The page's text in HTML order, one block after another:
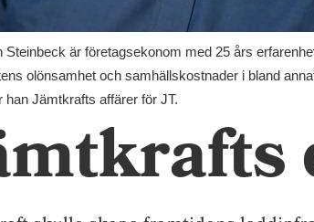
Steinbeck är företagsekonom med 25 års
olönsamhet och samhällskostnader i bland
han Jämtkrafts affärer för JT.